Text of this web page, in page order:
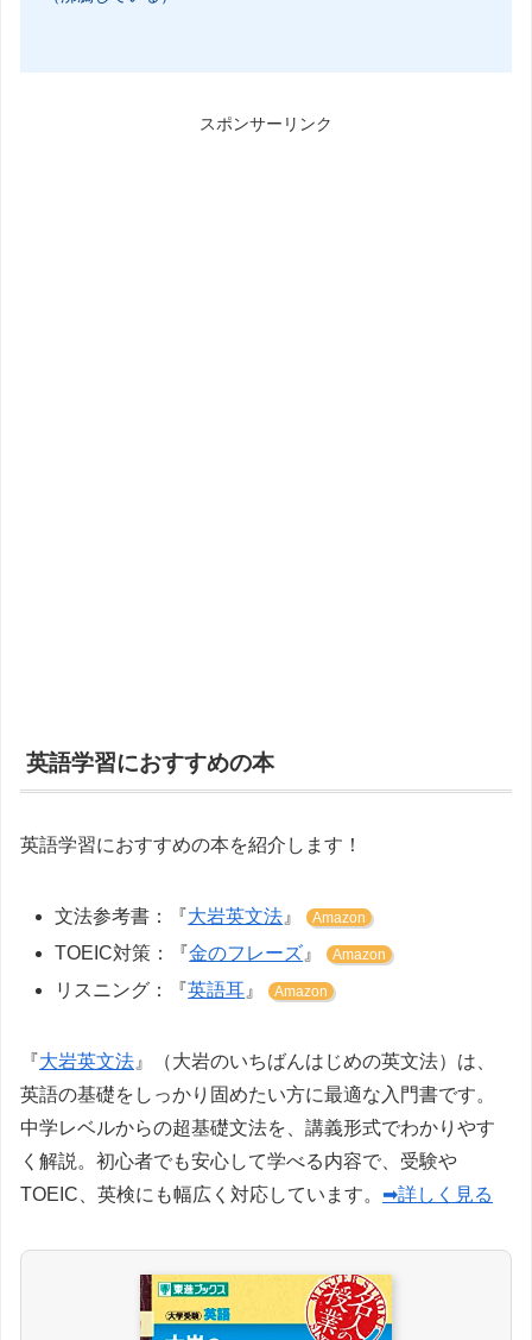
スポンサーリンク
英語学習におすすめの本
英語学習におすすめの本を紹介します！
文法参考書：『大岩英文法 』 Amazon
TOEIC対策：『金のフレーズ 』 Amazon
リスニング：『英語耳 』 Amazon
『大岩英文法 』（大岩のいちばんはじめの英文法）は、
英語の基礎をしっかり固めたい方に最適な入門書です。
中学レベルからの超基礎文法を、講義形式でわかりやす
く解説。初心者でも安心して学べる内容で、受験や
TOEIC、英検にも幅広く対応しています。 ➡詳しく見る